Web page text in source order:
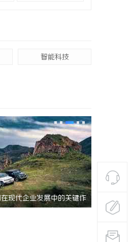
智能科技
现代企业发展中的关键作 全面解析
安全与合